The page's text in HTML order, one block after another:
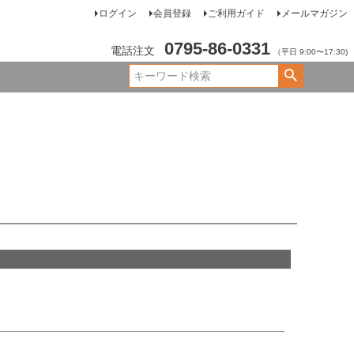
ログイン 会員登録 ご利用ガイド メールマガジン
電話注文 0795-86-0331 （平日 9:00〜17:30)